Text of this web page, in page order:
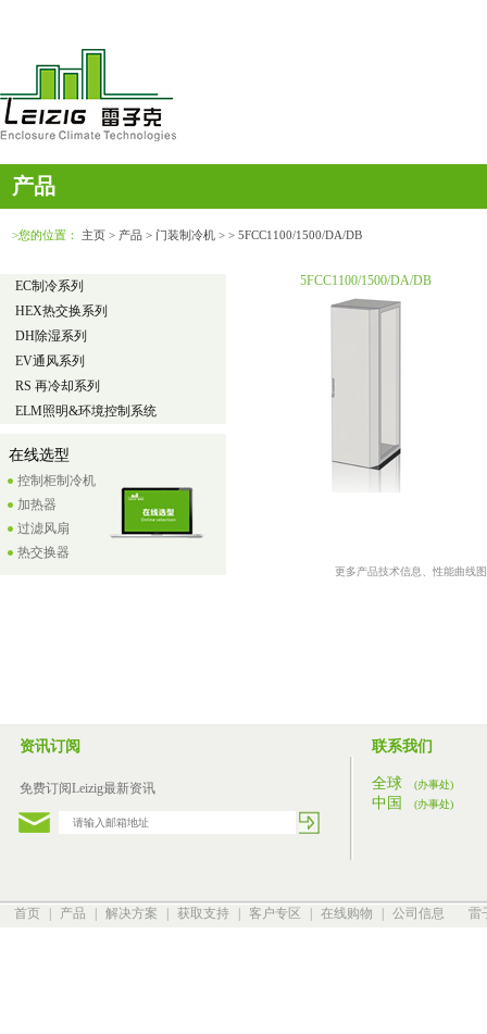
产品
>您的位置： 主页 > 产品 > 门装制冷机 > > 5FCC1100/1500/DA/DB
EC制冷系列
HEX热交换系列
DH除湿系列
EV通风系列
RS 再冷却系列
ELM照明&环境控制系统
在线选型
控制柜制冷机
加热器
过滤风扇
热交换器
5FCC1100/1500/DA/DB
更多产品技术信息、性能曲线
资讯订阅
免费订阅Leizig最新资讯
联系我们
全球 (办事处)
中国 (办事处)
首页 产品 解决方案 获取支持 客户专区 在线购物 公司信息 雷